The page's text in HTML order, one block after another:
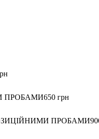
ПРОБАМИ650 грн
ПРОБАМИ